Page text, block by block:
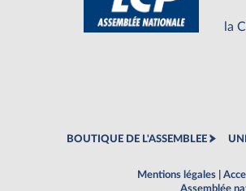
la
BOUTIQUE DE L'ASSEMBLEE
Mentions légales
Assemblée